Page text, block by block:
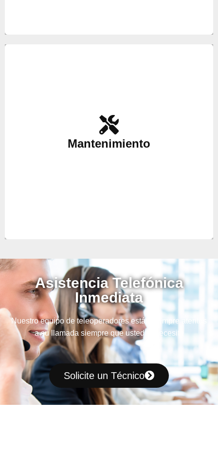
Mantenimiento
Es importante realizar el mantenimiento ocasional
de sus equipos, por ello en nuestro servicio técnico
ponemos a su disposición a nuestros mejores
Asistencia Telefónica
Inmediata
Nuestro equipo de teleoperadores están siempre atentos
a su llamada siempre que usted lo necesite
Solicite un Técnico